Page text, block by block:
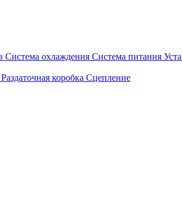
Система охлаждения Система питания
Раздаточная коробка Сцепление